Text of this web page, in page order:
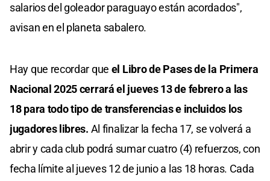
salarios del goleador paraguayo están acordados",
avisan en el planeta sabalero.
Hay que recordar que el Libro de Pases de la Primera
Nacional 2025 cerrará el jueves 13 de febrero a las
18 para todo tipo de transferencias e incluidos los
jugadores libres. Al finalizar la fecha 17, se volverá a
abrir y cada club podrá sumar cuatro (4) refuerzos, con
fecha límite al jueves 12 de junio a las 18 horas. Cada